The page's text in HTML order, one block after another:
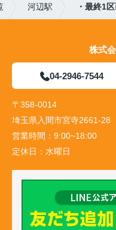
河辺駅 ・最終1
株式
04-2946-7544
〒358-0014
埼玉県入間市宮寺2661-28
営業時間： 9:00~18:00
定休日： 水曜日